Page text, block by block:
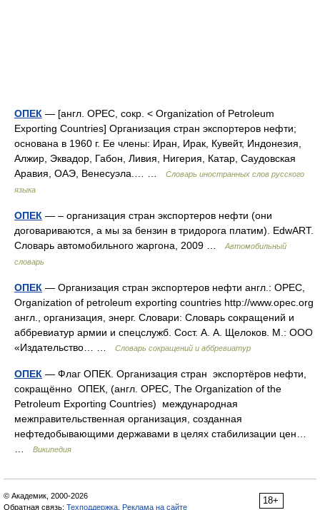
ОПЕК — [англ. OPEC, сокр. < Organization of Petroleum
Exporting Countries] Организация стран экспортеров нефти;
основана в 1960 г. Ее члены: Иран, Ирак, Кувейт, Индонезия,
Алжир, Эквадор, Габон, Ливия, Нигерия, Катар, Саудовская
Аравия, ОАЭ, Венесуэла.… …
Словарь иностранных слов русского
языка
ОПЕК — – организация стран экспортеров нефти (они
договариваются, а мы за бензин в тридорога платим). EdwART.
Словарь автомобильного жаргона, 2009 …
Автомобильный
словарь
ОПЕК — Организация стран экспортеров нефти англ.: OPEC,
Organization of petroleum exporting countries http://www.opec.org
англ., организация, энерг. Словари: Словарь сокращений и
аббревиатур армии и спецслужб. Сост. А. А. Щелоков. М.: ООО
«Издательство… …
Словарь сокращений и аббревиатур
ОПЕК — Флаг ОПЕК. Организация стран экспортёров нефти,
сокращённо ОПЕК, (англ. OPEC, The Organization of the
Petroleum Exporting Countries) международная
межправительственная организация, созданная
нефтедобывающими державами в целях стабилизации цен…
Википедия
18+
© Академик, 2000-2026
Обратная связь: Техподдержка Реклама на сайте